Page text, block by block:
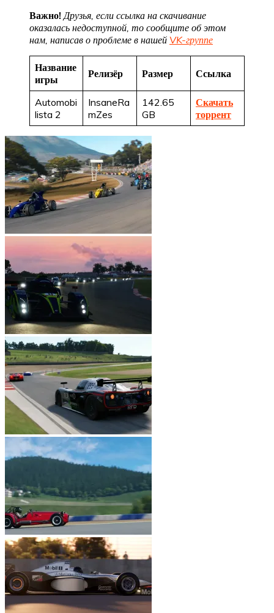
Важно! Друзья, если ссылка на скачивание
оказалась недоступной, то сообщите об этом
нам, написав о проблеме в нашей VK-группе
Название
игры
Релизёр Размер Ссылка
Automobi
lista 2
InsaneRa
mZes
142.65
GB
Скачать
торрент